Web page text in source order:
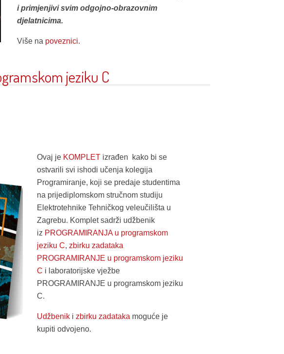
i primjenjivi svim odgojno-obrazovnim
djelatnicima.
Više na poveznici.
jeziku C
Ovaj je KOMPLET izrađen kako bi se
ostvarili svi ishodi učenja kolegija
Programiranje, koji se predaje studentima
na prijediplomskom stručnom studiju
Elektrotehnike Tehničkog veleučilišta u
Zagrebu. Komplet sadrži udžbenik
iz PROGRAMIRANJA u programskom
jeziku C,zbirku zadataka
PROGRAMIRANJE u programskom jeziku
C i laboratorijske vježbe
PROGRAMIRANJE u programskom jeziku
C.
Udžbenik izbirku zadataka moguće je
kupiti odvojeno.